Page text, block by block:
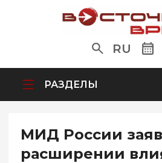
RU
РАЗДЕЛЫ
МИД России
расширении